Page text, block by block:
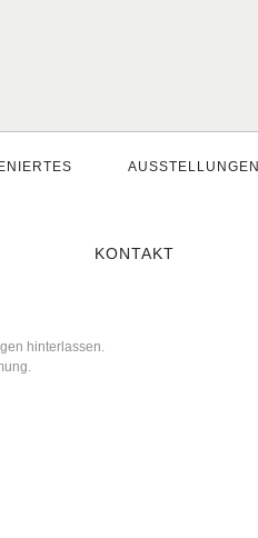
AUSSTELLUNGEN
KONTAKT
hinterlassen.